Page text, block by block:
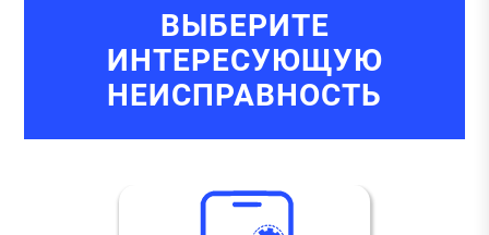
ВЫБЕРИТЕ
ИНТЕРЕСУЮЩУЮ
НЕИСПРАВНОСТЬ